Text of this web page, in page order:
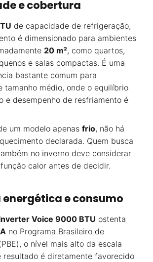
e cobertura
de capacidade de refrigeração,
é dimensionado para ambientes
20 m², como quartos,
e salas compactas. É uma
bastante comum para
tamanho médio, onde o equilíbrio
e desempenho de resfriamento é
um modelo apenas frio, não há
declarada. Quem busca
no inverno deve considerar
calor antes de decidir.
energética e consumo
Voice 9000 BTU ostenta
no Programa Brasileiro de
o nível mais alto da escala
resultado é diretamente favorecido